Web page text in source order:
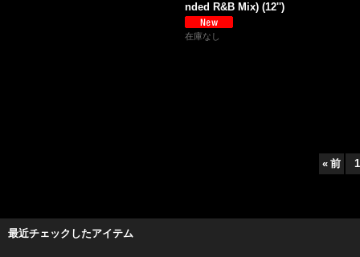
nded R&B Mix) (12'')
在庫なし
« 前 1
最近チェックしたアイテム